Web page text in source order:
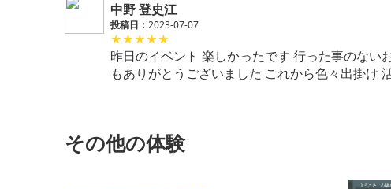
中野 登史江
投稿日： 2023-07-07
★★★★★
昨日のイベント 楽しかったです 行った事のな
もありがとうございました これから色々出掛け
その他の体験